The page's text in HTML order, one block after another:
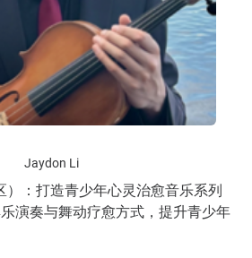
Jaydon Li
）：打造青少年心灵治愈音乐系列
演奏与舞动疗愈方式，提升青少年